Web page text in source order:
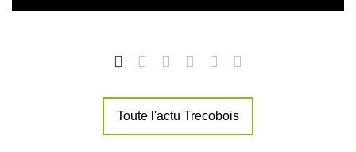
Toute l'actu Trecobois